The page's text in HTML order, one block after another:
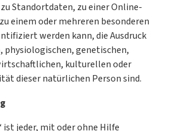
Standortdaten, zu einer Online-
einem oder mehreren besonderen
werden kann, die Ausdruck
physiologischen, genetischen,
kulturellen oder
dieser natürlichen Person sind.
ist jeder, mit oder ohne Hilfe